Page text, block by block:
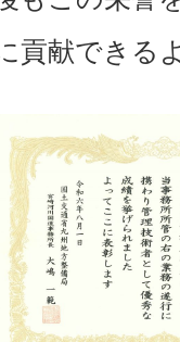
貢献できる